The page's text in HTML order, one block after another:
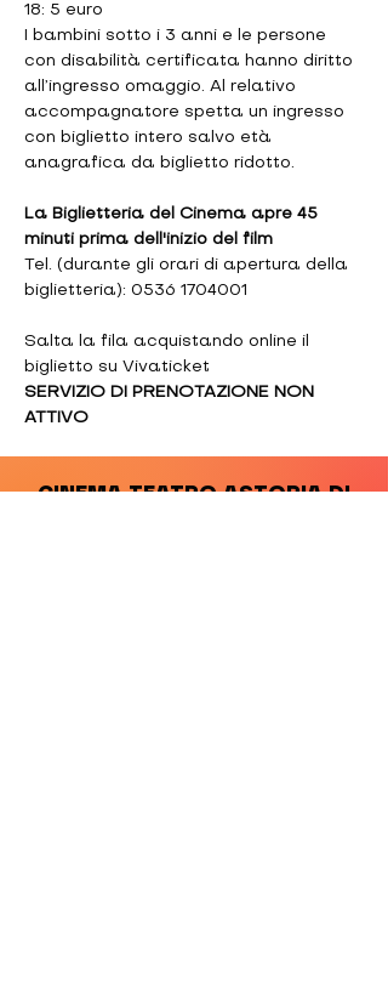
18: 5 euro
I bambini sotto i 3 anni e le persone
con disabilità certificata hanno diritto
all’ingresso omaggio. Al relativo
accompagnatore spetta un ingresso
con biglietto intero salvo età
anagrafica da biglietto ridotto.
La Biglietteria del Cinema apre 45
minuti prima dell'inizio del film
Tel. (durante gli orari di apertura della
biglietteria): 0536 1704001
Salta la fila acquistando online il
biglietto su Vivaticket
SERVIZIO DI PRENOTAZIONE NON
ATTIVO
CINEMA TEATRO ASTORIA DI